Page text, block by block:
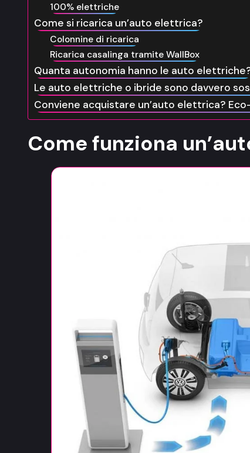
100% elettriche
Come si ricarica un’auto elettrica?
Colonnine di ricarica
Ricarica casalinga tramite WallBox
Quanta autonomia hanno le auto
Le auto elettriche o ibride sono davvero
Conviene acquistare un’auto elettrica?
Come funziona